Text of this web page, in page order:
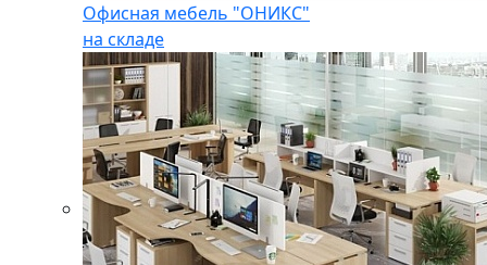
Офисная мебель "ОНИКС"
на складе